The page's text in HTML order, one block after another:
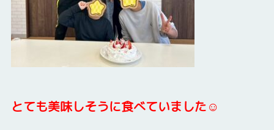
とても美味しそうに食べていました☺